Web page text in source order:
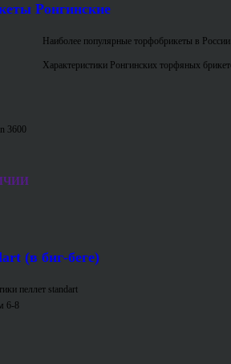
Ронгинские
Наиболее популярные торфобрикеты в
Характеристики Ронгинских торфяных
3600
(в биг-беге)
пеллет standart
6-8